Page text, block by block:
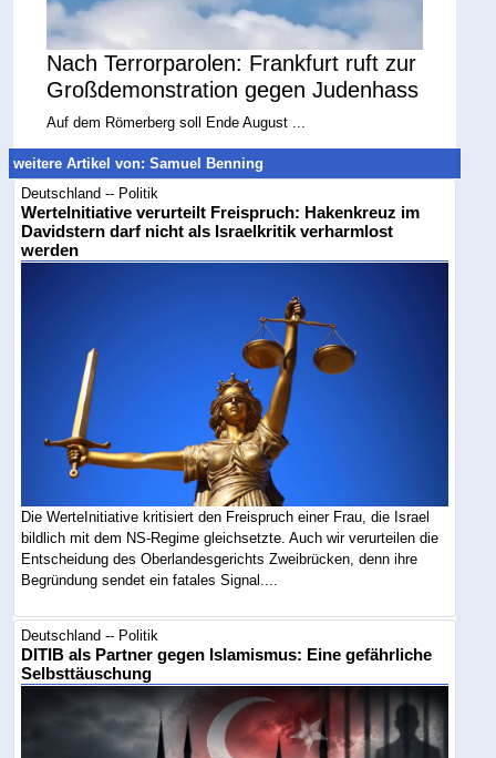
Nach Terrorparolen: Frankfurt ruft zur
Großdemonstration gegen Judenhass
Auf dem Römerberg soll Ende August ...
weitere Artikel von: Samuel Benning
Deutschland -- Politik
WerteInitiative verurteilt Freispruch: Hakenkreuz im
Davidstern darf nicht als Israelkritik verharmlost
werden
Die WerteInitiative kritisiert den Freispruch einer Frau, die Israel
bildlich mit dem NS-Regime gleichsetzte. Auch wir verurteilen die
Entscheidung des Oberlandesgerichts Zweibrücken, denn ihre
Begründung sendet ein fatales Signal....
Deutschland -- Politik
DITIB als Partner gegen Islamismus: Eine gefährliche
Selbsttäuschung